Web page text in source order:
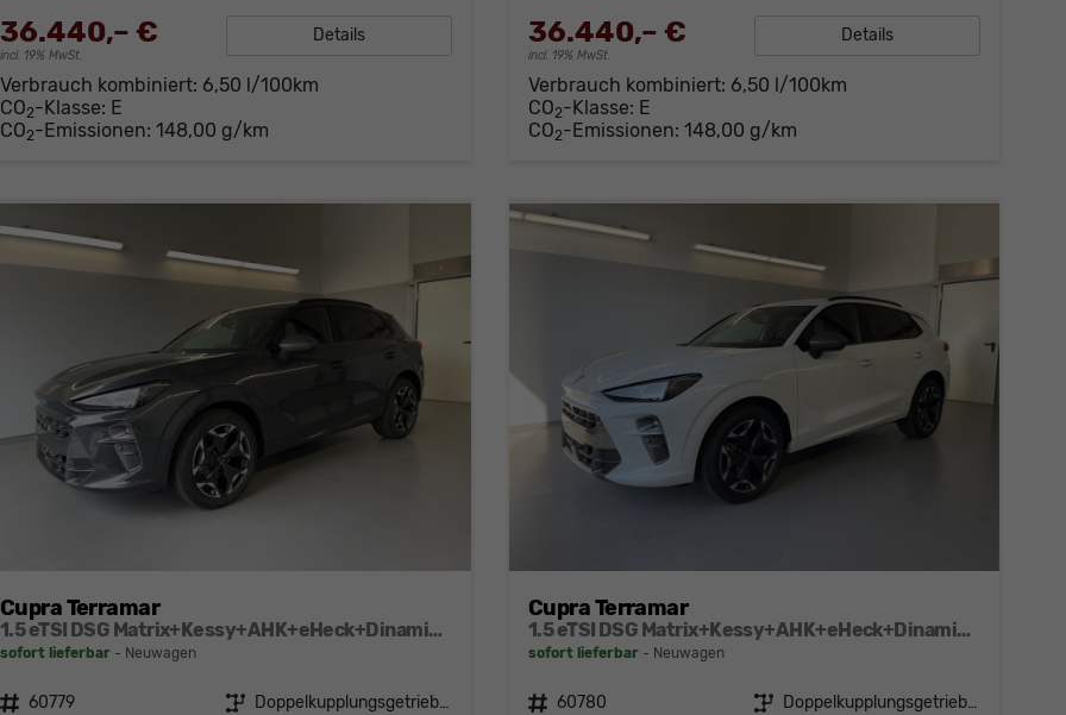
36.440,– €
incl. 19% MwSt.
Details
Verbrauch kombiniert: 6,50 l/100km
CO2-Klasse: E
CO2-Emissionen: 148,00 g/km
36.440,– €
incl. 19% MwSt.
Details
Verbrauch kombiniert: 6,50 l/100km
CO2-Klasse: E
CO2-Emissionen: 148,00 g/km
Cupra Terramar
1.5 eTSI DSG Matrix+Kessy+AHK+eHeck+Dinamica+CarPlay+eHeck+GV5
sofort lieferbar Neuwagen
Fahrzeugnr. 60779 Getriebe
Doppelkupplungsgetriebe (DSG)
Cupra Terramar
1.5 eTSI DSG Matrix+Kessy+AHK+eHeck+Dinamica+CarPlay+eHeck+GV5
sofort lieferbar Neuwagen
Fahrzeugnr. 60780 Getriebe
Doppelkupplungsgetriebe (DSG)